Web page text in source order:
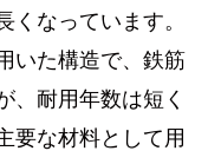
なっています。
いた構造で、鉄筋
、耐用年数は短く
要な材料として用